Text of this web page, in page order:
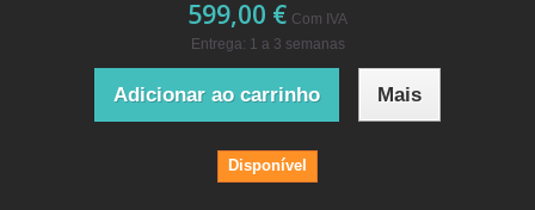
599,00 € Com IVA
Entrega: 1 a 3 semanas
Adicionar ao carrinho Mais
Disponível